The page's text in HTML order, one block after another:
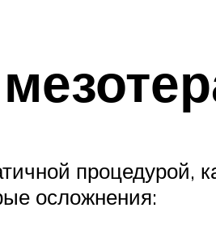
процедурой,
осложнения: